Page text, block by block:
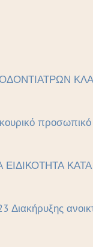
ΕΙΔΙΚΟΤΗΤΑ